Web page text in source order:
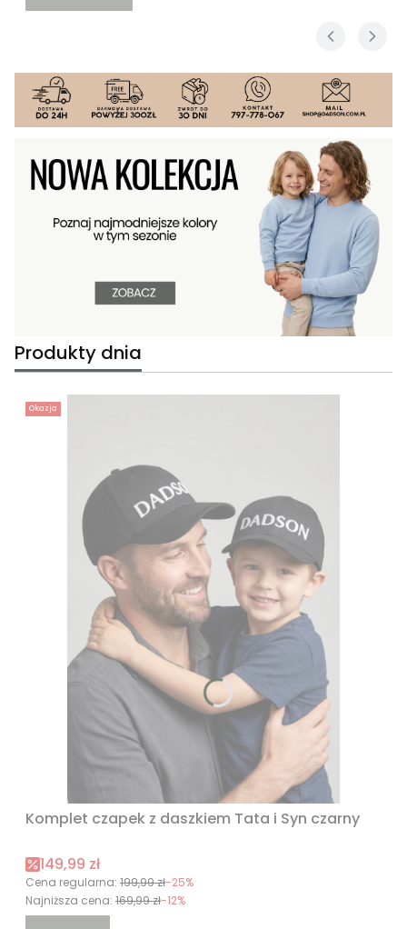
Produkty dnia
Okazja
Komplet czapek z daszkiem Tata i Syn czarny
Cena promocyjna
149,99 zł
Cena regularna: 199,99 zł-25%
Najniższa cena: 169,99 zł-12%